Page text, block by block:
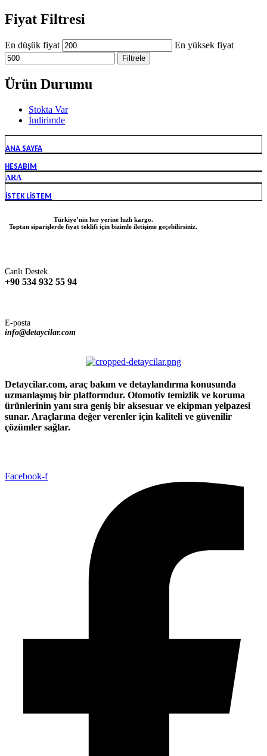
Fiyat Filtresi
En düşük fiyat En yüksek fiyat
Filtrele
Ürün Durumu
Stokta Var
İndirimde
ANA SAYFA
HESABIM
ARA
İSTEK LISTEM
Türkiye’nin her yerine hızlı kargo.
Toptan siparişlerde fiyat teklifi için bizimle iletişime geçebilirsiniz.
Canlı Destek
+90 534 932 55 94
E-posta
info@detaycilar.com
Detaycilar.com, araç bakım ve detaylandırma konusunda
uzmanlaşmış bir platformdur. Otomotiv temizlik ve koruma
ürünlerinin yanı sıra geniş bir aksesuar ve ekipman yelpazesi
sunar. Araçlarına değer verenler için kaliteli ve güvenilir
çözümler sağlar.
Facebook-f